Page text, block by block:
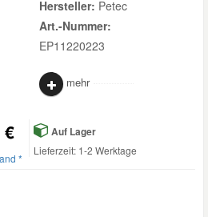
Hersteller: Petec
Art.-Nummer:
EP11220223
mehr
€
*
Auf Lager
Lieferzeit: 1-2 Werktage